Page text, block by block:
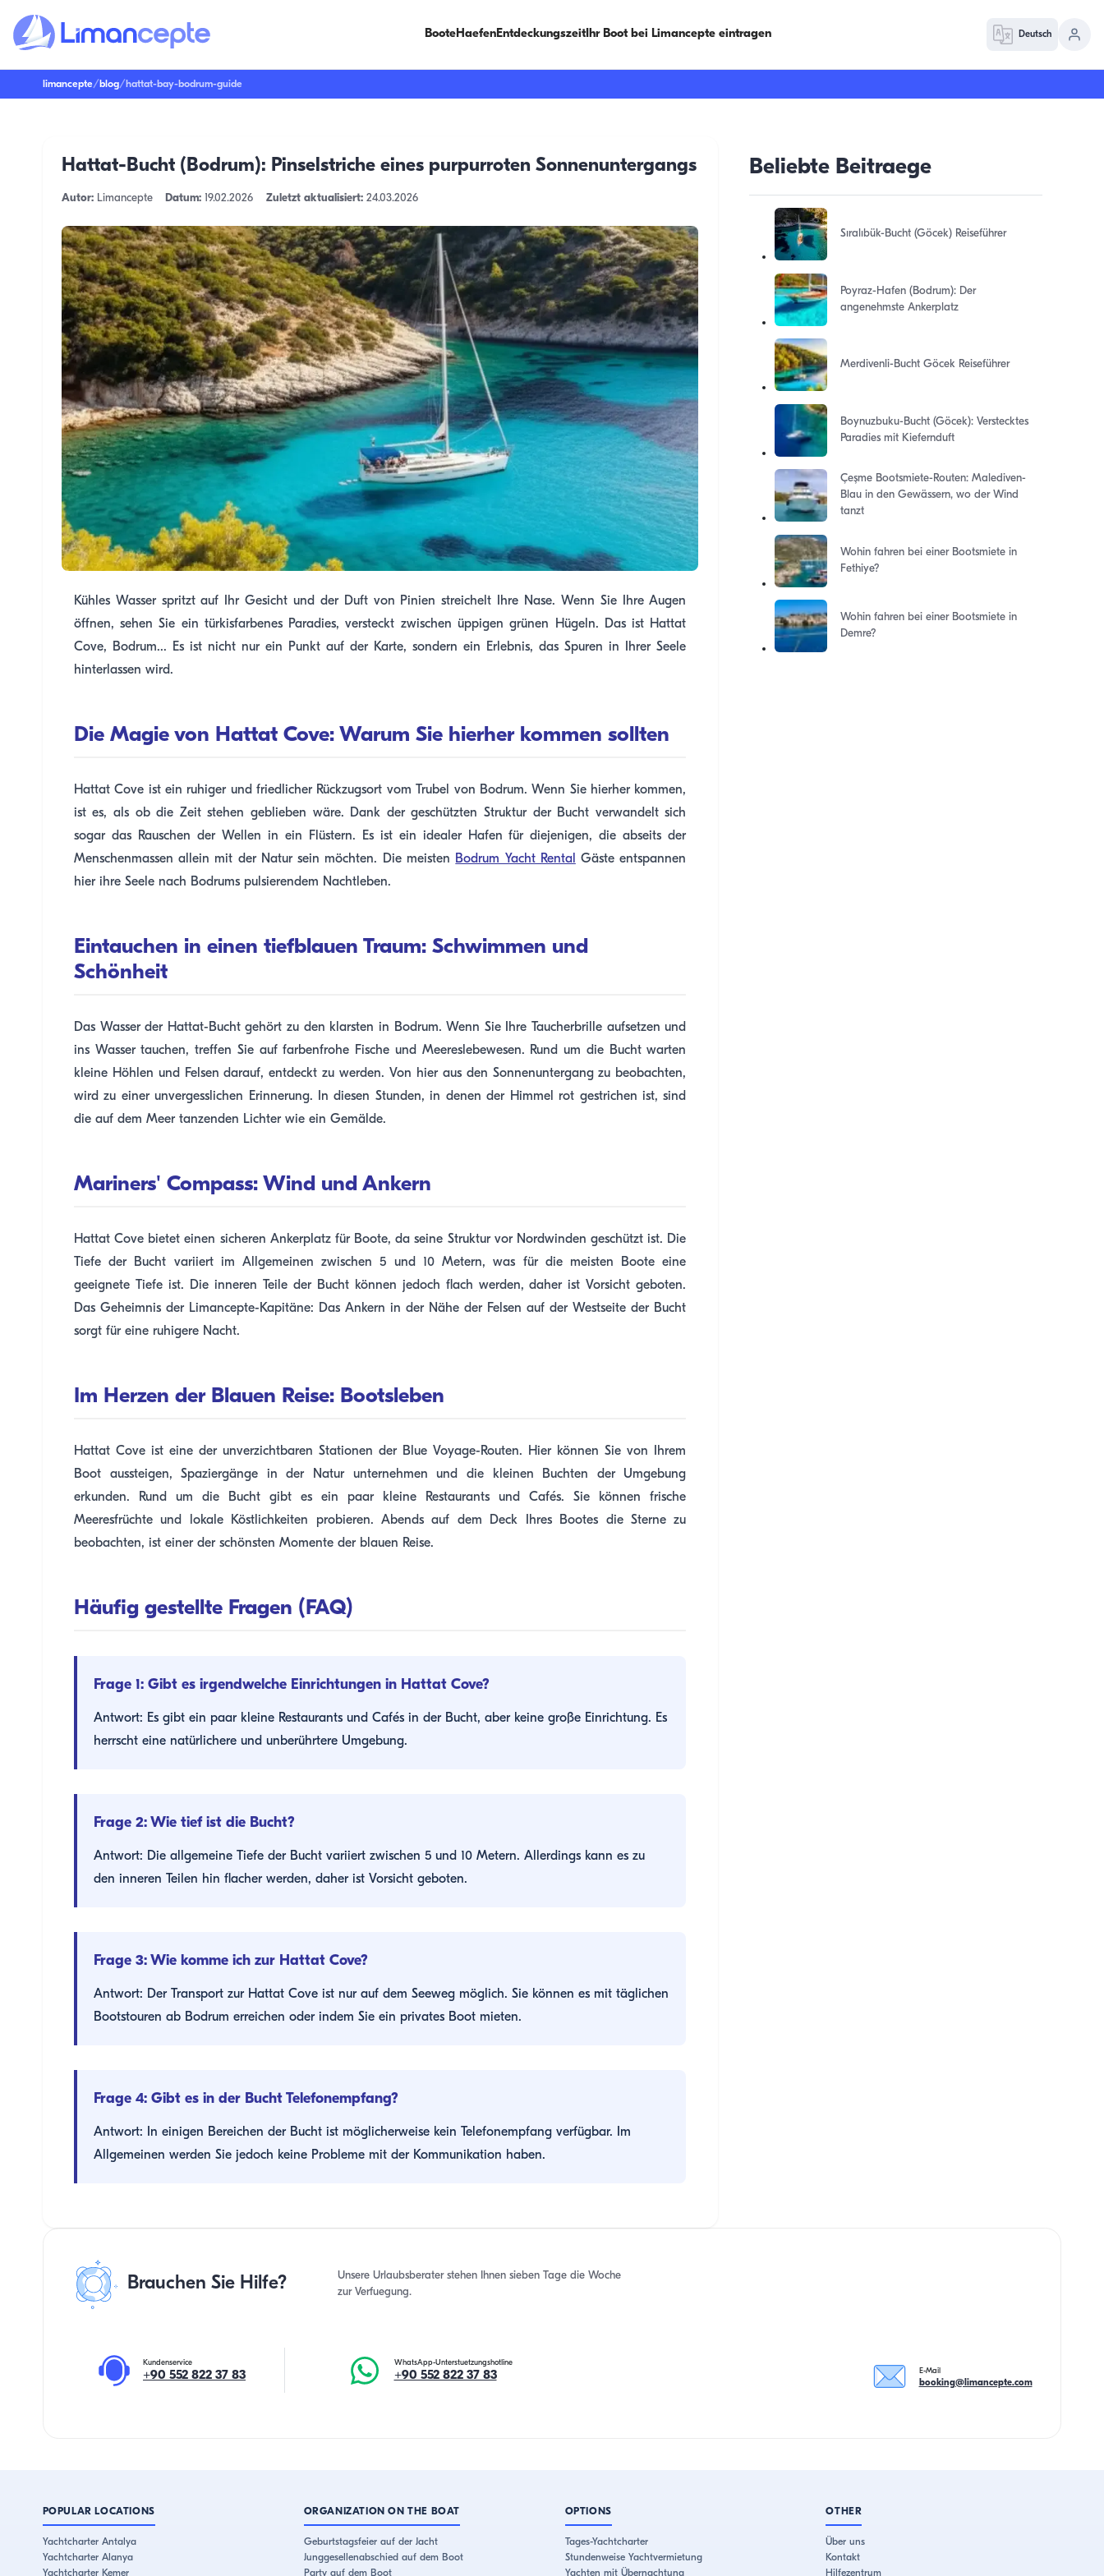
BooteHaefenEntdeckungszeitIhr Boot bei Limancepte eintragen Deutsch
limancepte/ blog/ hattat-bay-bodrum-guide
Hattat-Bucht (Bodrum): Pinselstriche eines purpurroten Sonnenuntergangs
Autor:Limancepte Datum: 19.02.2026 Zuletzt aktualisiert: 24.03.2026
Kühles Wasser spritzt auf Ihr Gesicht und der Duft von Pinien streichelt Ihre Nase. Wenn Sie Ihre Augen
öffnen, sehen Sie ein türkisfarbenes Paradies, versteckt zwischen üppigen grünen Hügeln. Das ist Hattat
Cove, Bodrum... Es ist nicht nur ein Punkt auf der Karte, sondern ein Erlebnis, das Spuren in Ihrer Seele
hinterlassen wird.
Die Magie von Hattat Cove: Warum Sie hierher kommen sollten
Hattat Cove ist ein ruhiger und friedlicher Rückzugsort vom Trubel von Bodrum. Wenn Sie hierher kommen,
ist es, als ob die Zeit stehen geblieben wäre. Dank der geschützten Struktur der Bucht verwandelt sich
sogar das Rauschen der Wellen in ein Flüstern. Es ist ein idealer Hafen für diejenigen, die abseits der
Menschenmassen allein mit der Natur sein möchten. Die meisten Bodrum Yacht Rental Gäste entspannen
hier ihre Seele nach Bodrums pulsierendem Nachtleben.
Eintauchen in einen tiefblauen Traum: Schwimmen und
Schönheit
Das Wasser der Hattat-Bucht gehört zu den klarsten in Bodrum. Wenn Sie Ihre Taucherbrille aufsetzen und
ins Wasser tauchen, treffen Sie auf farbenfrohe Fische und Meereslebewesen. Rund um die Bucht warten
kleine Höhlen und Felsen darauf, entdeckt zu werden. Von hier aus den Sonnenuntergang zu beobachten,
wird zu einer unvergesslichen Erinnerung. In diesen Stunden, in denen der Himmel rot gestrichen ist, sind
die auf dem Meer tanzenden Lichter wie ein Gemälde.
Mariners' Compass: Wind und Ankern
Hattat Cove bietet einen sicheren Ankerplatz für Boote, da seine Struktur vor Nordwinden geschützt ist. Die
Tiefe der Bucht variiert im Allgemeinen zwischen 5 und 10 Metern, was für die meisten Boote eine
geeignete Tiefe ist. Die inneren Teile der Bucht können jedoch flach werden, daher ist Vorsicht geboten.
Das Geheimnis der Limancepte-Kapitäne: Das Ankern in der Nähe der Felsen auf der Westseite der Bucht
sorgt für eine ruhigere Nacht.
Im Herzen der Blauen Reise: Bootsleben
Hattat Cove ist eine der unverzichtbaren Stationen der Blue Voyage-Routen. Hier können Sie von Ihrem
Boot aussteigen, Spaziergänge in der Natur unternehmen und die kleinen Buchten der Umgebung
erkunden. Rund um die Bucht gibt es ein paar kleine Restaurants und Cafés. Sie können frische
Meeresfrüchte und lokale Köstlichkeiten probieren. Abends auf dem Deck Ihres Bootes die Sterne zu
beobachten, ist einer der schönsten Momente der blauen Reise.
Häufig gestellte Fragen (FAQ)
Frage 1: Gibt es irgendwelche Einrichtungen in Hattat Cove?
Antwort: Es gibt ein paar kleine Restaurants und Cafés in der Bucht, aber keine große Einrichtung. Es
herrscht eine natürlichere und unberührtere Umgebung.
Frage 2: Wie tief ist die Bucht?
Antwort: Die allgemeine Tiefe der Bucht variiert zwischen 5 und 10 Metern. Allerdings kann es zu
den inneren Teilen hin flacher werden, daher ist Vorsicht geboten.
Frage 3: Wie komme ich zur Hattat Cove?
Antwort: Der Transport zur Hattat Cove ist nur auf dem Seeweg möglich. Sie können es mit täglichen
Bootstouren ab Bodrum erreichen oder indem Sie ein privates Boot mieten.
Frage 4: Gibt es in der Bucht Telefonempfang?
Antwort: In einigen Bereichen der Bucht ist möglicherweise kein Telefonempfang verfügbar. Im
Allgemeinen werden Sie jedoch keine Probleme mit der Kommunikation haben.
Beliebte Beitraege
Sıralıbük-Bucht (Göcek) Reiseführer
Poyraz-Hafen (Bodrum): Der
angenehmste Ankerplatz
Merdivenli-Bucht Göcek Reiseführer
Boynuzbuku-Bucht (Göcek): Verstecktes
Paradies mit Kiefernduft
Çeşme Bootsmiete-Routen: Malediven-
Blau in den Gewässern, wo der Wind
tanzt
Wohin fahren bei einer Bootsmiete in
Fethiye?
Wohin fahren bei einer Bootsmiete in
Demre?
Brauchen Sie Hilfe?
Unsere Urlaubsberater stehen Ihnen sieben Tage die Woche
zur Verfuegung.
Kundenservice
+90 552 822 37 83
WhatsApp-Unterstuetzungshotline
+90 552 822 37 83 E-Mail
booking@limancepte.com
POPULAR LOCATIONS
Yachtcharter Antalya
Yachtcharter Alanya
Yachtcharter Kemer
ORGANIZATION ON THE BOAT
Geburtstagsfeier auf der Jacht
Junggesellenabschied auf dem Boot
Party auf dem Boot
OPTIONS
Tages-Yachtcharter
Stundenweise Yachtvermietung
Yachten mit Übernachtung
OTHER
Über uns
Kontakt
Hilfezentrum